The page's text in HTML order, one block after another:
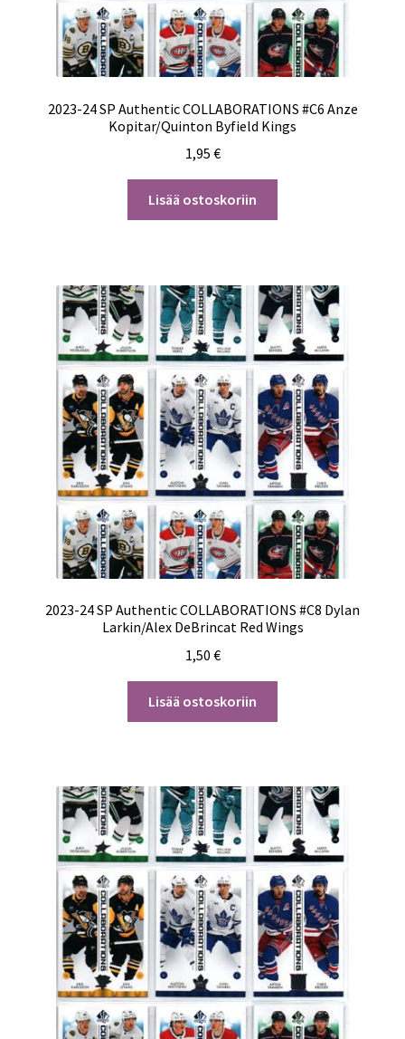
2023-24 SP Authentic COLLABORATIONS #C6 Anze
Kopitar/Quinton Byfield Kings
1,95 €
Lisää ostoskoriin
2023-24 SP Authentic COLLABORATIONS #C8 Dylan
Larkin/Alex DeBrincat Red Wings
1,50 €
Lisää ostoskoriin